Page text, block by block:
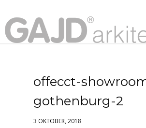
offecct-
gothenburg-2
3 OKTOBER, 2018